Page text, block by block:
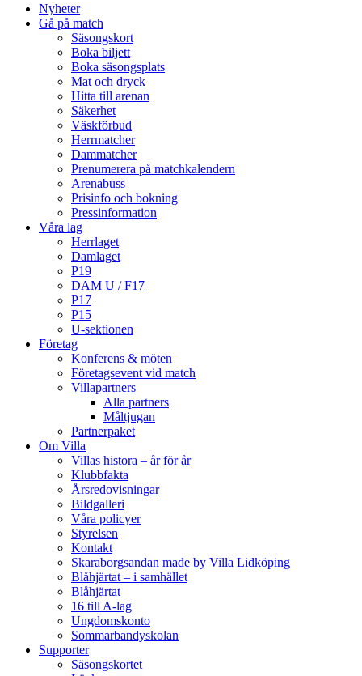
Nyheter
Gå på match
Säsongskort
Boka biljett
Boka säsongsplats
Mat och dryck
Hitta till arenan
Säkerhet
Väskförbud
Herrmatcher
Dammatcher
Prenumerera på matchkalendern
Arenabuss
Prisinfo och bokning
Pressinformation
Våra lag
Herrlaget
Damlaget
P19
DAM U / F17
P17
P15
U-sektionen
Företag
Konferens & möten
Företagsevent vid match
Villapartners
Alla partners
Måltjugan
Partnerpaket
Om Villa
Villas histora – år för år
Klubbfakta
Årsredovisningar
Bildgalleri
Våra policyer
Styrelsen
Kontakt
Skaraborgsandan made by Villa Lidköping
Blåhjärtat – i samhället
Blåhjärtat
16 till A-lag
Ungdomskonto
Sommarbandyskolan
Supporter
Säsongskortet